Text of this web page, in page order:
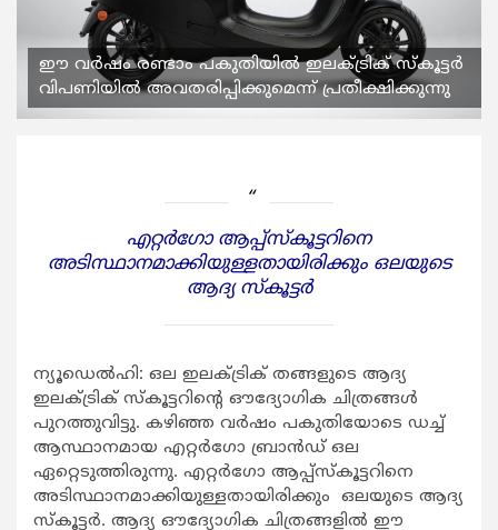
ഈ വര്‍ഷം രണ്ടാം പകുതിയില്‍ ഇലക്ട്രിക് സ്‌കൂട്ടര്‍
വിപണിയില്‍ അവതരിപ്പിക്കുമെന്ന് പ്രതീക്ഷിക്കുന്നു
എറ്റര്‍ഗോ ആപ്പ്‌സ്‌കൂട്ടറിനെ
അടിസ്ഥാനമാക്കിയുള്ളതായിരിക്കും ഒലയുടെ
ആദ്യ സ്‌കൂട്ടര്‍
ന്യൂഡെല്‍ഹി: ഒല ഇലക്ട്രിക് തങ്ങളുടെ ആദ്യ
ഇലക്ട്രിക് സ്‌കൂട്ടറിന്റെ ഔദ്യോഗിക ചിത്രങ്ങള്‍
പുറത്തുവിട്ടു. കഴിഞ്ഞ വര്‍ഷം പകുതിയോടെ ഡച്ച്
ആസ്ഥാനമായ എറ്റര്‍ഗോ ബ്രാന്‍ഡ് ഒല
ഏറ്റെടുത്തിരുന്നു. എറ്റര്‍ഗോ ആപ്പ്‌സ്‌കൂട്ടറിനെ
അടിസ്ഥാനമാക്കിയുള്ളതായിരിക്കും ഒലയുടെ ആദ്യ
സ്‌കൂട്ടര്‍. ആദ്യ ഔദ്യോഗിക ചിത്രങ്ങളില്‍ ഈ